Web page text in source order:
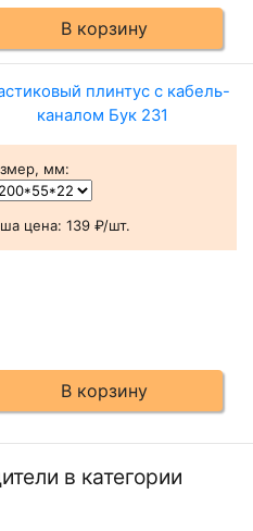
В корзину
плинтус с кабель-
каналом Бук 231
мм:
цена: 139 ₽/шт.
В корзину
в категории